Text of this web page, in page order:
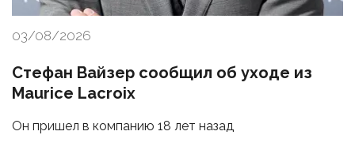
03/08/2026
Стефан Вайзер сообщил об уходе из
Maurice Lacroix
Он пришел в компанию 18 лет назад